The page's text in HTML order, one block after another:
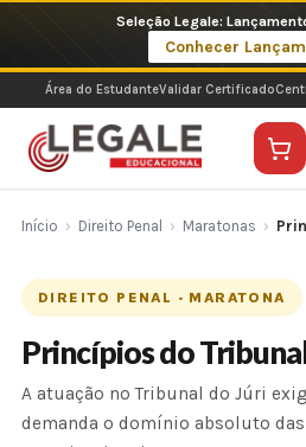
o
conteúdo
Imperdíveis no Pix: Pós Selecionadas a
Ver ofertas
Área do EstudanteValidar Certificado
Início › Direito Penal › Maratonas ›
DIREITO PENAL · MARATONA
Princípios do
A atuação no Tribunal do Júri
demanda o domínio absoluto